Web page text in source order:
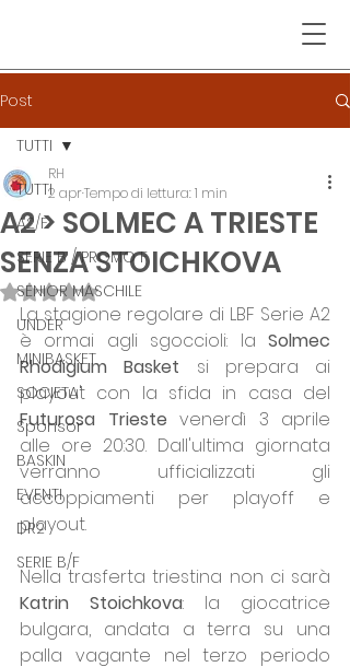
Post
TUTTI
A2/F
SERIE B / PROMO F
SENIOR MASCHILE
UNDER
MINIBASKET
SOCIETA'
Sponsor
BASKIN
EVENTI
DR2
SERIE B/F
TUTTI
A2 > SOLMEC A TRIESTE
SENZA STOICHKOVA
RH
2 aprTempo di lettura: 1 min
Valutazione NaN stelle su 5.
La stagione regolare di LBF Serie A2
è ormai agli sgoccioli: la Solmec
Rhodigium Basket si prepara ai
Futurosa Trieste venerdì 3 aprile
alle ore 20:30. Dall'ultima giornata
verranno ufficializzati gli
accoppiamenti per playoff e
playout.
Katrin Stoichkova: la giocatrice
bulgara, andata a terra su una
palla vagante nel terzo periodo